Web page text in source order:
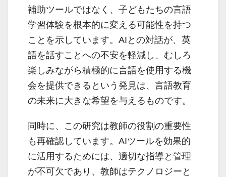
補助ツールではなく、子どもたちの言語
学習体験を根本的に変える可能性を持つ
ことを示しています。AIとの対話が、英
語を話すことへの不安を軽減し、むしろ
楽しみながら積極的に言語を使用する機
会を提供できるという発見は、言語教育
の未来に大きな希望を与えるものです。
同時に、この研究は教師の役割の重要性
も再確認しています。AIツールを効果的
に活用するためには、適切な指導と管理
が不可欠であり、教師はテクノロジーと